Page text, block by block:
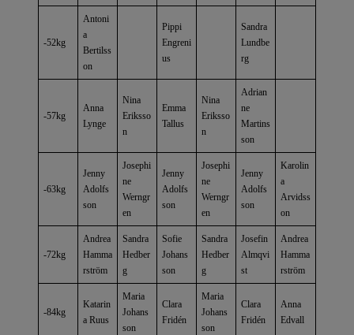
-52kg
Antoni
a
Bertilss
on
Pippi
Engreni
us
Sandra
Lundbe
rg
-57kg
Anna
Lynge
Nina
Eriksso
n
Emma
Tallus
Nina
Eriksso
n
Adrian
ne
Martins
son
-63kg
Jenny
Adolfs
son
Josephi
ne
Werngr
en
Jenny
Adolfs
son
Josephi
ne
Werngr
en
Jenny
Adolfs
son
Karolin
a
Arvidss
on
-72kg
Andrea
Hamma
rström
Sandra
Hedber
g
Sofie
Johans
son
Sandra
Hedber
g
Josefin
Almqvi
st
Andrea
Hamma
rström
-84kg
Katarin
a Ruus
Maria
Johans
son
Clara
Fridén
Maria
Johans
son
Clara
Fridén
Anna
Edvall